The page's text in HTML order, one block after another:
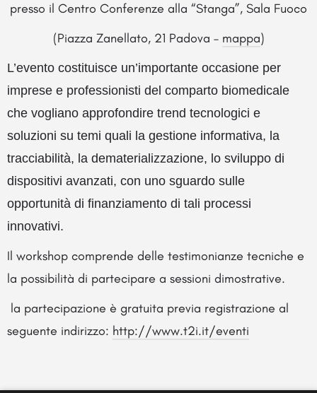
presso il Centro Conferenze alla “Stanga”, Sala Fuoco
(Piazza Zanellato, 21 Padova – mappa)
L’evento costituisce un’importante occasione per
imprese e professionisti del comparto biomedicale
che vogliano approfondire trend tecnologici e
soluzioni su temi quali la gestione informativa, la
tracciabilità, la dematerializzazione, lo sviluppo di
dispositivi avanzati, con uno sguardo sulle
opportunità di finanziamento di tali processi
innovativi.
Il workshop comprende delle testimonianze tecniche e
la possibilità di partecipare a sessioni dimostrative.
la partecipazione è gratuita previa registrazione al
seguente indirizzo: http://www.t2i.it/eventi